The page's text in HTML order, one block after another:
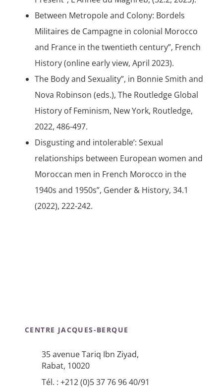
Between Metropole and Colony: Bordels
Militaires de Campagne in colonial Morocco
and France in the twentieth century”, French
History (online early view, April 2023).
The Body and Sexuality”, in Bonnie Smith and
Nova Robinson (eds.), The Routledge Global
History of Feminism, New York, Routledge,
2022, 486-497.
Disgusting and intolerable’: Sexual
relationships between European women and
Moroccan men in French Morocco in the
1940s and 1950s”, Gender & History, 34.1
(2022), 222-242.
CENTRE JACQUES-BERQUE
35 avenue Tariq Ibn Ziyad,
Rabat, 10020
Tél. : +212 (0)5 37 76 96 40/91